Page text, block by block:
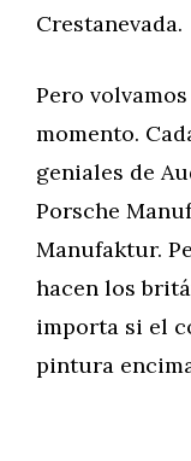
Crestanevada.
Pero
momento.
geniales de
Porsche
Manufaktur.
hacen los
importa si el
pintura